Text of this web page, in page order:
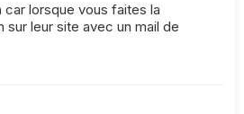
car lorsque vous faites la
sur leur site avec un mail de